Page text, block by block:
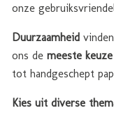
onze
Duurzaamheid
ons de meeste
tot handgeschept
Kies uit diverse